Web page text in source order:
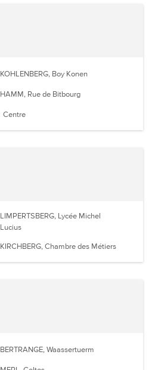
KOHLENBERG, Boy Konen
HAMM, Rue de Bitbourg
Centre
LIMPERTSBERG, Lycée Michel
Lucius
KIRCHBERG, Chambre des Métiers
BERTRANGE, Waassertuerm